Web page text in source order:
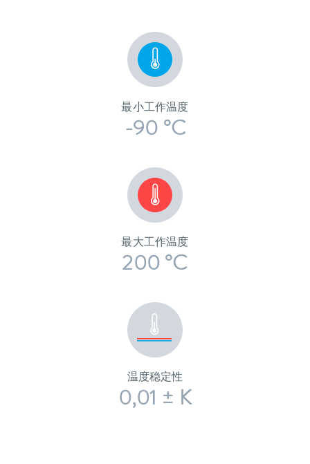
最小工作温度
-90 °C
最大工作温度
200 °C
温度稳定性
0,01 ± K